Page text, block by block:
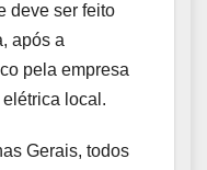
deve ser feito
após a
pela empresa
local.
Gerais, todos